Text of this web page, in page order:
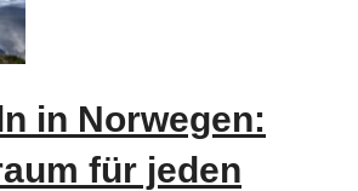
in Norwegen:
für jeden